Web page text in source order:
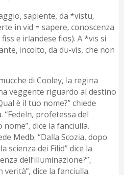
sapiente, da *vistu,
in vid = sapere, conoscenza
e irlandese fios). A *vis si
incolto, da du-vis, che non
di Cooley, la regina
veggente riguardo al destino
è il tuo nome?” chiede
“Fedeln, profetessa del
dice la fanciulla.
Medb. “Dalla Scozia, dopo
scienza dei Filid” dice la
dell’illuminazione?”,
verità”, dice la fanciulla.